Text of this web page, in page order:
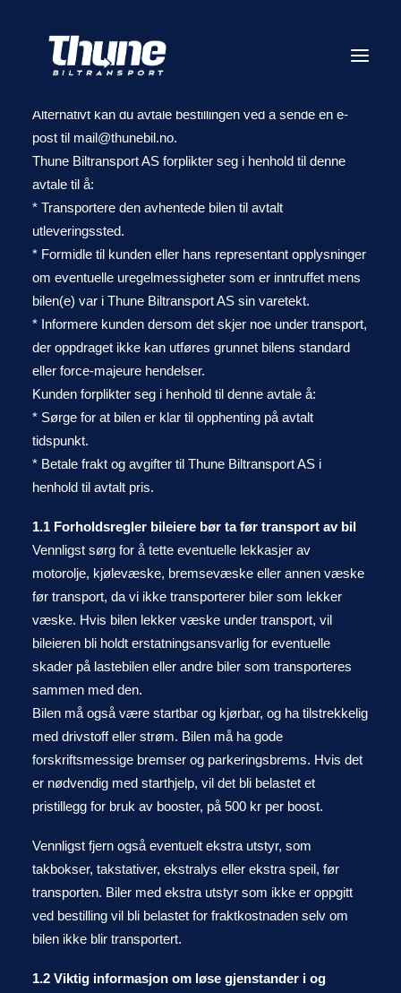
Våre tjenester
Priser
Bestilling
Vilkår
Terminaler
Om oss
1. Ordre
For å legge inn en bestilling, kan du benytte deg av
Alternativt kan du avtale bestillingen ved å sende en e-
post til mail@thunebil.no.
Thune Biltransport AS forplikter seg i henhold til denne
avtale til å:
* Transportere den avhentede bilen til avtalt
utleveringssted.
* Formidle til kunden eller hans representant opplysninger
om eventuelle uregelmessigheter som er inntruffet mens
bilen(e) var i Thune Biltransport AS sin varetekt.
* Informere kunden dersom det skjer noe under transport,
der oppdraget ikke kan utføres grunnet bilens standard
eller force-majeure hendelser.
Kunden forplikter seg i henhold til denne avtale å:
* Sørge for at bilen er klar til opphenting på avtalt
tidspunkt.
* Betale frakt og avgifter til Thune Biltransport AS i
henhold til avtalt pris.
1.1 Forholdsregler bileiere bør ta før transport av bil
Vennligst sørg for å tette eventuelle lekkasjer av
motorolje, kjølevæske, bremsevæske eller annen væske
før transport, da vi ikke transporterer biler som lekker
væske. Hvis bilen lekker væske under transport, vil
bileieren bli holdt erstatningsansvarlig for eventuelle
skader på lastebilen eller andre biler som transporteres
sammen med den.
Bilen må også være startbar og kjørbar, og ha tilstrekkelig
med drivstoff eller strøm. Bilen må ha gode
forskriftsmessige bremser og parkeringsbrems. Hvis det
er nødvendig med starthjelp, vil det bli belastet et
pristillegg for bruk av booster, på 500 kr per boost.
Vennligst fjern også eventuelt ekstra utstyr, som
takbokser, takstativer, ekstralys eller ekstra speil, før
transporten. Biler med ekstra utstyr som ikke er oppgitt
ved bestilling vil bli belastet for fraktkostnaden selv om
bilen ikke blir transportert.
1.2 Viktig informasjon om løse gjenstander i og